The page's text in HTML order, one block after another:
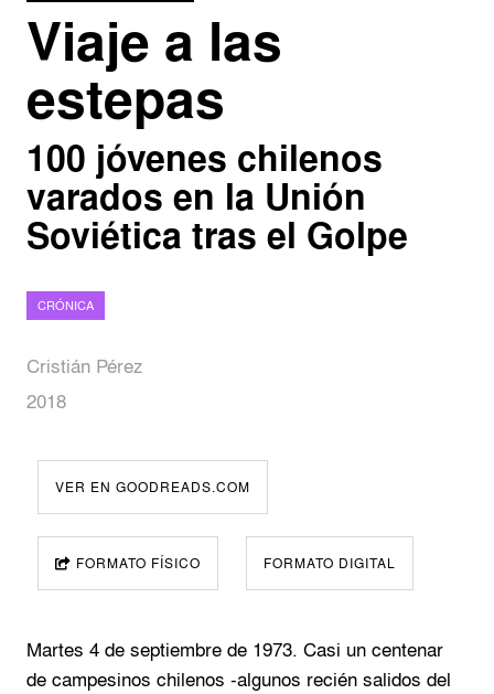
Viaje a las
estepas
100 jóvenes chilenos
varados en la Unión
Soviética tras el Golpe
CRÓNICA
Cristián Pérez
2018
VER EN GOODREADS.COM
FORMATO FÍSICO FORMATO DIGITAL
Martes 4 de septiembre de 1973. Casi un centenar
de campesinos chilenos -algunos recién salidos del